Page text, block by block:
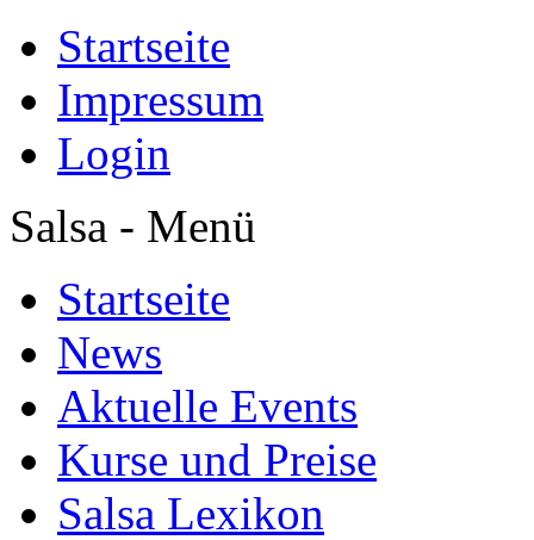
Startseite
Impressum
Login
Salsa - Menü
Startseite
News
Aktuelle Events
Kurse und Preise
Salsa Lexikon